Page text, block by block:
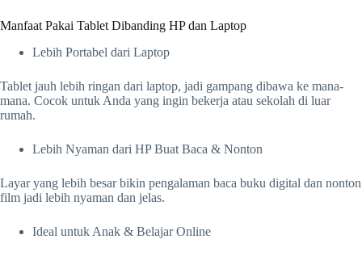
Manfaat Pakai Tablet Dibanding HP dan Laptop
Lebih Portabel dari Laptop
Tablet jauh lebih ringan dari laptop, jadi gampang dibawa ke mana-
mana. Cocok untuk Anda yang ingin bekerja atau sekolah di luar
rumah.
Lebih Nyaman dari HP Buat Baca & Nonton
Layar yang lebih besar bikin pengalaman baca buku digital dan nonton
film jadi lebih nyaman dan jelas.
Ideal untuk Anak & Belajar Online